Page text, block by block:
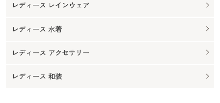
レディース レインウェア
レディース 水着
レディース アクセサリー
レディース 和装